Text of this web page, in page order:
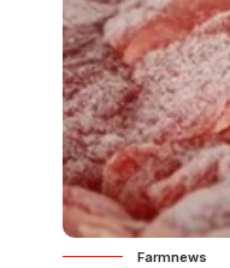
Farmnews